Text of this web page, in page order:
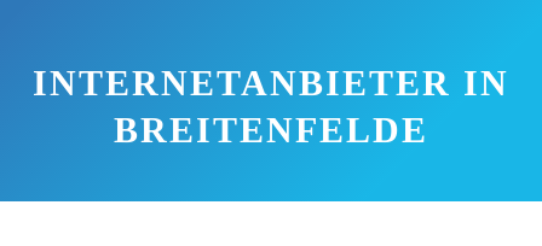
INTERNETANBIETER IN
BREITENFELDE